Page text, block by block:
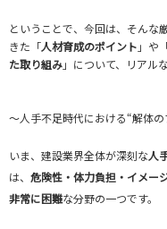
ということで、今回は、そんな
きた「人材育成のポイント 」や
た取り組み」について、リアル
～人手不足時代における“解体
いま、建設業界全体が深刻な人
は、 危険性・体力負担・イメー
非常に困難な分野の一つです。